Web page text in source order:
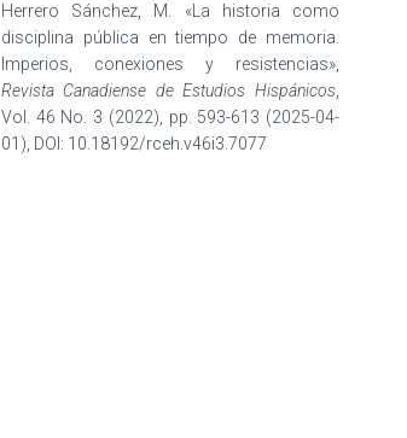
Herrero Sánchez, M. «La historia como
disciplina pública en tiempo de memoria.
Imperios, conexiones y resistencias»,
Revista Canadiense de Estudios Hispánicos,
Vol. 46 No. 3 (2022), pp. 593-613 (2025-04-
01), DOI: 10.18192/rceh.v46i3.7077